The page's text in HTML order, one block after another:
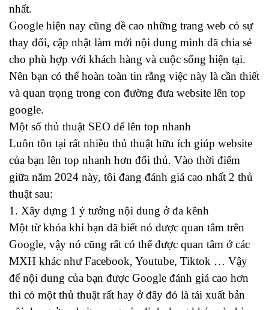
nhất.
Google hiện nay cũng đề cao những trang web có sự
thay đổi, cập nhật làm mới nội dung mình đã chia sẻ
cho phù hợp với khách hàng và cuộc sống hiện tại.
Nên bạn có thể hoàn toàn tin rằng việc này là cần thiết
và quan trọng trong con đường đưa website lên top
google.
Một số thủ thuật SEO để lên top nhanh
Luôn tồn tại rất nhiều thủ thuật hữu ích giúp website
của bạn lên top nhanh hơn đối thủ. Vào thời điểm
giữa năm 2024 này, tôi đang đánh giá cao nhất 2 thủ
thuật sau:
1. Xây dựng 1 ý tưởng nội dung ở đa kênh
Một từ khóa khi bạn đã biết nó được quan tâm trên
Google, vậy nó cũng rất có thể được quan tâm ở các
MXH khác như Facebook, Youtube, Tiktok … Vậy
để nội dung của bạn được Google đánh giá cao hơn
thì có một thủ thuật rất hay ở đây đó là tái xuất bản